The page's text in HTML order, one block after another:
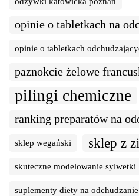
opinie o tabletkach na
opinie o tabletkach
paznokcie żelowe
pilingi chemiczne
ranking preparatów na
sklep wegański sklep z
skuteczne modelowanie sylwetki
suplementy diety na